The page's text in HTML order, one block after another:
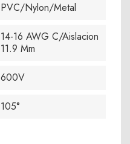
PVC/Nylon/Metal
14-16 AWG C/Aislacion
11.9 Mm
600V
105°